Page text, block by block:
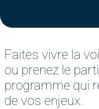
Faites vivre la
ou prenez le
programme qui
de vos enjeux.